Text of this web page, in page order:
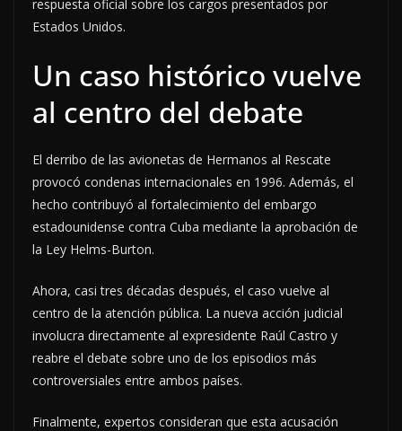
respuesta oficial sobre los cargos presentados por
Estados Unidos.
Un caso histórico vuelve
al centro del debate
El derribo de las avionetas de Hermanos al Rescate
provocó condenas internacionales en 1996. Además, el
hecho contribuyó al fortalecimiento del embargo
estadounidense contra Cuba mediante la aprobación de
la Ley Helms-Burton.
Ahora, casi tres décadas después, el caso vuelve al
centro de la atención pública. La nueva acción judicial
involucra directamente al expresidente Raúl Castro y
reabre el debate sobre uno de los episodios más
controversiales entre ambos países.
Finalmente, expertos consideran que esta acusación